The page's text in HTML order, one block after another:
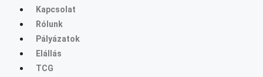
Kapcsolat
Rólunk
Pályázatok
Elállás
TCG